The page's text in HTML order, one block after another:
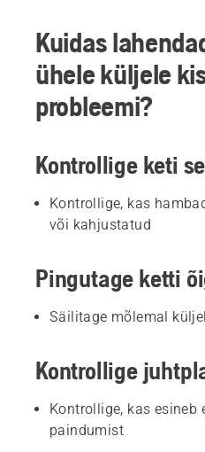
Kuidas
ühele küljele
probleemi?
Kontrollige keti
Kontrollige, kas
või kahjustatud
Pingutage ketti
Säilitage mõlemal
Kontrollige
Kontrollige, kas
paindumist